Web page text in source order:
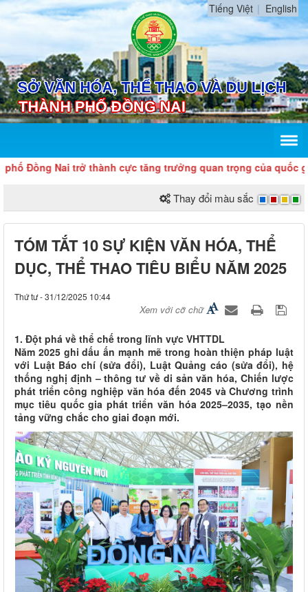
Tiếng Việt English
Đồng Nai trở thành cực tăng trưởng quan trọng của quốc gia,
Thay đổi màu sắc
TÓM TẮT 10 SỰ KIỆN VĂN HÓA, THỂ
DỤC, THỂ THAO TIÊU BIỂU NĂM 2025
Thứ tư - 31/12/2025 10:44
Xem với cỡ chữ
1. Đột phá về thể chế trong lĩnh vực VHTTDL
Năm 2025 ghi dấu ấn mạnh mẽ trong hoàn thiện pháp luật
với Luật Báo chí (sửa đổi), Luật Quảng cáo (sửa đổi), hệ
thống nghị định – thông tư về di sản văn hóa, Chiến lược
phát triển công nghiệp văn hóa đến 2045 và Chương trình
mục tiêu quốc gia phát triển văn hóa 2025–2035, tạo nền
tảng vững chắc cho giai đoạn mới.